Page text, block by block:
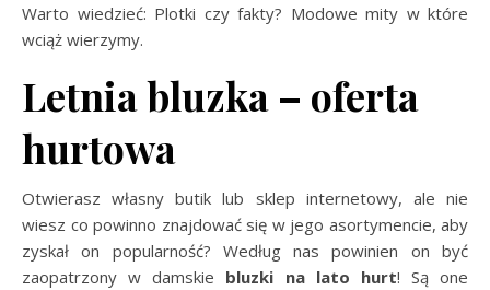
Warto wiedzieć: Plotki czy fakty? Modowe mity w które
wciąż wierzymy.
Letnia bluzka – oferta
hurtowa
Otwierasz własny butik lub sklep internetowy, ale nie
wiesz co powinno znajdować się w jego asortymencie, aby
zyskał on popularność? Według nas powinien on być
zaopatrzony w damskie bluzki na lato hurt! Są one